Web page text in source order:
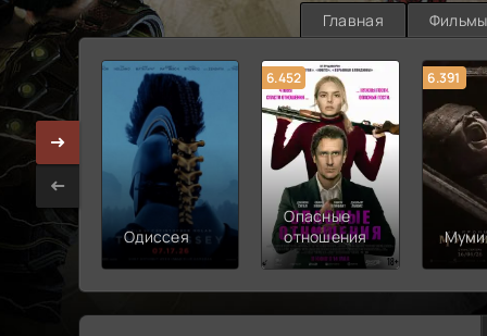
Главная Фильмы
Одиссея
6.452
Опасные
отношения
6.391